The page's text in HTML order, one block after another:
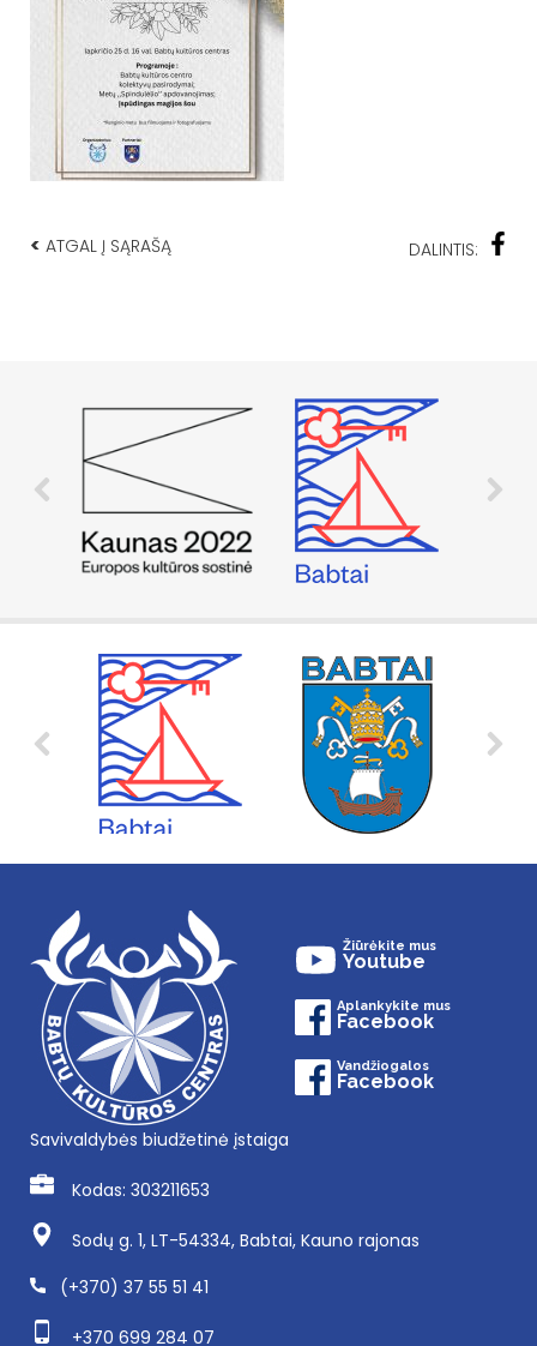
< ATGAL Į SĄRAŠĄ DALINTIS:
Žiūrėkite mus
Youtube
Aplankykite mus
Facebook
Vandžiogalos
Facebook
Savivaldybės biudžetinė įstaiga
Kodas: 303211653
Sodų g. 1, LT-54334, Babtai, Kauno rajonas
(+370) 37 55 51 41
+370 699 284 07